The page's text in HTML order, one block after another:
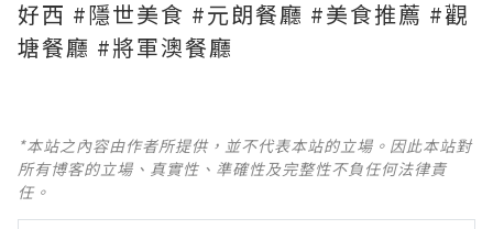
好西 #隱世美食 #元朗餐廳 #美食推薦 #觀
塘餐廳 #將軍澳餐廳
*本站之內容由作者所提供，並不代表本站的立場。因此本站對
所有博客的立場、真實性、準確性及完整性不負任何法律責
任。